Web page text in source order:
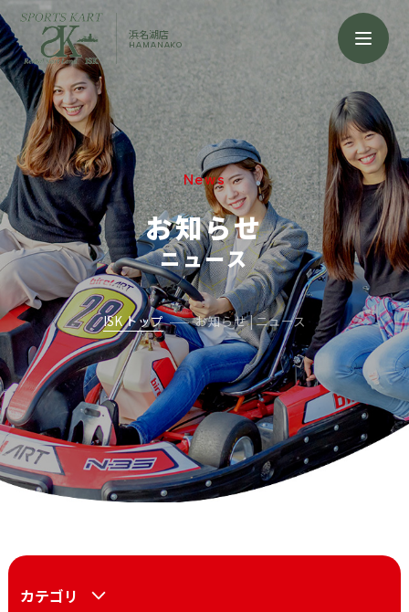
浜名湖店
HAMANAKO
News
お知らせ
ニュース
ISK トップ お知らせ | ニュース
カテゴリ